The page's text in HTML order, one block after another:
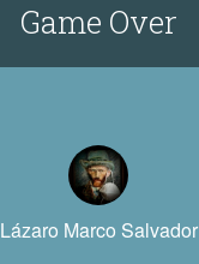
Game Over
Lázaro Marco Salvador